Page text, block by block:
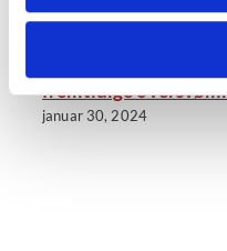
Øvelse i Tadsjikistan
fremtidige
januar 30, 2024